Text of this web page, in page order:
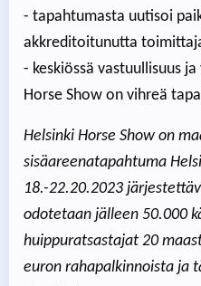
- tapahtumasta uutisoi
akkreditoitunutta
- keskiössä vastuullisuus
Horse Show on vihreä
Helsinki Horse Show on
sisäareenatapahtuma
18.-22.20.2023
odotetaan jälleen 50.000
huippuratsastajat 20
euron rahapalkinnoista ja